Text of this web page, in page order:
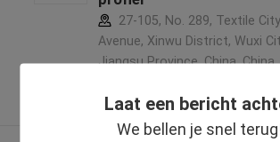
Laat een bericht
We bellen je snel
27-105, No. 289, Textile City
Avenue, Xinwu District, Wuxi
Jiangsu Province, China ,China
Geverifieerde